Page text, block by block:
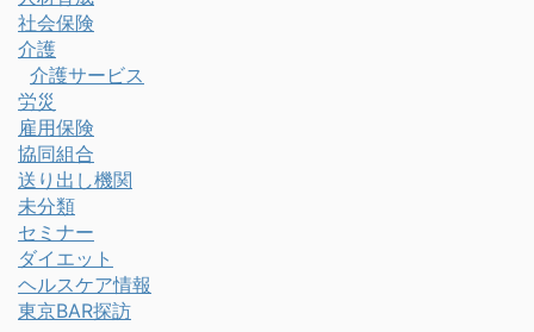
社会保険
介護
介護サービス
労災
雇用保険
協同組合
送り出し機関
未分類
セミナー
ダイエット
ヘルスケア情報
東京BAR探訪